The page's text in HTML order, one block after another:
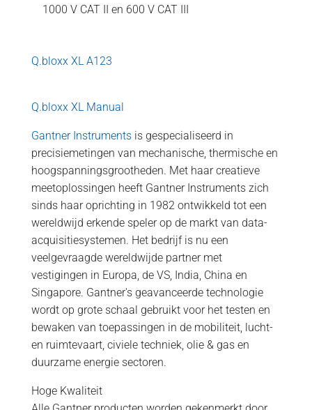
1000 V CAT II en 600 V CAT III
Q.bloxx XL A123
Q.bloxx XL Manual
Gantner Instrumentsis gespecialiseerd in
precisiemetingen van mechanische, thermische en
hoogspanningsgrootheden. Met haar creatieve
meetoplossingen heeft Gantner Instruments zich
sinds haar oprichting in 1982 ontwikkeld tot een
wereldwijd erkende speler op de markt van data-
acquisitiesystemen. Het bedrijf is nu een
veelgevraagde wereldwijde partner met
vestigingen in Europa, de VS, India, China en
Singapore. Gantner's geavanceerde technologie
wordt op grote schaal gebruikt voor het testen en
bewaken van toepassingen in de mobiliteit, lucht-
en ruimtevaart, civiele techniek, olie & gas en
duurzame energie sectoren.
Hoge Kwaliteit